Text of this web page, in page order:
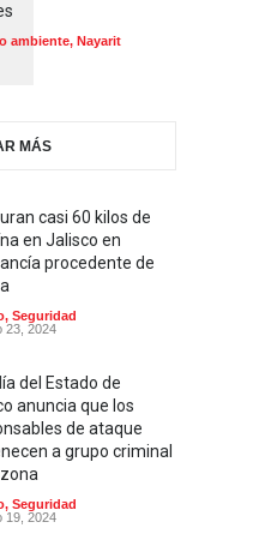
ambiente, Nayarit
MÁS
casi 60 kilos de
en Jalisco en
procedente de
, Seguridad
23, 2024
del Estado de
anuncia que los
de ataque
a grupo criminal
, Seguridad
19, 2024